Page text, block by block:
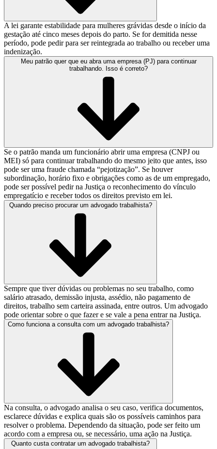
A lei garante estabilidade para mulheres grávidas desde o início da
gestação até cinco meses depois do parto. Se for demitida nesse
período, pode pedir para ser reintegrada ao trabalho ou receber uma
indenização.
Meu patrão quer que eu abra uma empresa (PJ) para continuar
trabalhando. Isso é correto?
Se o patrão manda um funcionário abrir uma empresa (CNPJ ou
MEI) só para continuar trabalhando do mesmo jeito que antes, isso
pode ser uma fraude chamada “pejotização”. Se houver
subordinação, horário fixo e obrigações como as de um empregado,
pode ser possível pedir na Justiça o reconhecimento do vínculo
empregatício e receber todos os direitos previsto em lei.
Quando preciso procurar um advogado trabalhista?
Sempre que tiver dúvidas ou problemas no seu trabalho, como
salário atrasado, demissão injusta, assédio, não pagamento de
direitos, trabalho sem carteira assinada, entre outros. Um advogado
pode orientar sobre o que fazer e se vale a pena entrar na Justiça.
Como funciona a consulta com um advogado trabalhista?
Na consulta, o advogado analisa o seu caso, verifica documentos,
esclarece dúvidas e explica quais são os possíveis caminhos para
resolver o problema. Dependendo da situação, pode ser feito um
acordo com a empresa ou, se necessário, uma ação na Justiça.
Quanto custa contratar um advogado trabalhista?